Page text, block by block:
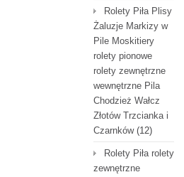
Rolety Piła Plisy
Żaluzje Markizy w
Pile Moskitiery
rolety pionowe
rolety zewnętrzne
wewnętrzne Pila
Chodzież Wałcz
Złotów Trzcianka i
Czarnków(12)
Rolety Piła rolety
zewnętrzne